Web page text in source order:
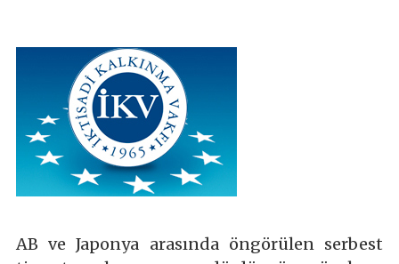
AB ve Japonya arasında öngörülen serbest